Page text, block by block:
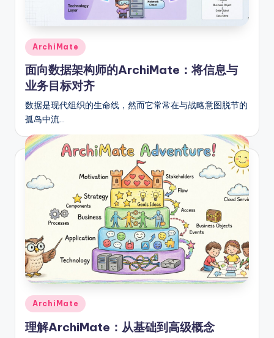
a
r
e
&
D
ig
it
a
si
g
h
t
s
Posted
in
ArchiMate
面向数据架构师的ArchiMate：将信息与
业务目标对齐
数据是现代组织的生命线，然而它常常在与战略意图脱节的
孤岛中流…
Posted
in
ArchiMate
理解ArchiMate：从基础到高级概念